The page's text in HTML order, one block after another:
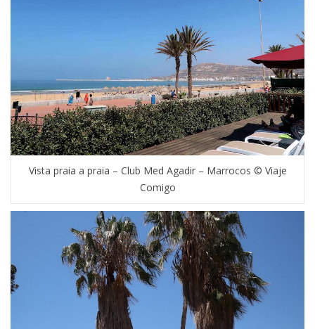
Vista praia a praia – Club Med Agadir – Marrocos © Viaje
Comigo